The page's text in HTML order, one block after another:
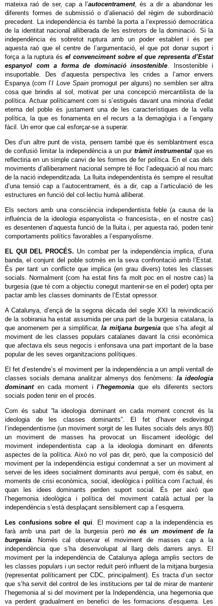
mateixa raó de ser, cap a l’autocentrament, és a dir a abandonar les
diferents formes de submissió o d’alienació del règim de subordinació
precedent. La independència és també la porta a l’expressió democràtica
de la identitat nacional alliberada de les estretors de la dominació. Si la
independència és sobretot ruptura amb un poder establert i és per
aquesta raó que el centre de l’argumentació, el que pot donar suport i
força a la ruptura ésel convenciment sobre el que representa d’Estat
espanyol com a forma de dominació insostenible. Insostenible i
insuportable. Des d’aquesta perspectiva les crides a l’amor envers
Espanya (com l’I Love Spainpromogut per alguns) no semblen ser altra
cosa que brindis al sol, motivat per una concepció mercantilista de la
política. Actuar políticament com si s’estigués davant una minoria d’edat
eterna del poble és justament una de les característiques de la vella
política, la que es fonamenta en el recurs a la demagògia i a l’engany
fàcil. Un error que cal esforçar-se a superar.
Des d’un altre punt de vista, pensem també que és semblantment esca
de confusió limitar la independència a un pur tràmit instrumental que es
reflectiria en un simple canvi de les formes de fer política. En el cas dels
moviments d’alliberament nacional sempre té lloc l’adequació al nou marc
de la nació independitzada. La lluita independentista és sempre el resultat
d’una tensió cap a l’autocentrament, és a dir, cap a l’articulació de les
estructures en funció del col·lectiu humà alliberat.
Els sectors amb una consciència independentista feble (a causa de la
influència de la ideologia espanyolista -o francesista-, en el nostre cas)
es desentenen d’aquesta funció de la lluita i, per aquesta raó, poden tenir
comportaments polítics favorables a l’espanyolisme.
EL QUI DEL PROCÉS. Un combat per la independència implica, d’una
banda, el conjunt del poble sotmès en la seva confrontació amb l’Estat.
És per tant un conflicte que implica (en grau divers) totes les classes
socials. Normalment (com ha estat fins fa molt poc en el nostre cas) la
burgesia (que té com a objectiu conegut mantenir-se en el poder) opta per
pactar amb les classes dominants de l’Estat opressor.
A Catalunya, d’ençà de la segona dècada del segle XXI la reivindicació
de la sobirania ha estat assumida per una part de la burgesia catalana, la
que anomenem per a simplificar,la mitjana burgesiaque s’ha afegit al
moviment de les classes populars catalanes davant la crisi econòmica
que afectava els seus negocis i enfonsava una part important de la base
popular de les seves organitzacions polítiques.
El fet d’estendre’s el moviment per la independència a un ampli ventall de
classes socials demana analitzar almenys dos fenòmens:la ideologia
dominanten cada moment il’hegemonia que els diferents sectors
socials poden tenir en el procés.
Com és sabut “la ideologia dominant en cada moment concret és la
ideologia de les classes dominants”. El fet d’haver esdevingut
l’independentisme (un moviment sorgit de les lluites socials dels anys 80)
un moviment de masses ha provocat un lliscament ideològic del
moviment independentista cap a la ideologia dominant en diferents
aspectes de la política. Això no vol pas dir, però, que la composició del
moviment per la independència estigui condemnat a ser un moviment al
servei de les idees socialment dominants avui perquè, com és sabut, en
moments de crisi econòmica, social, ideològica i política com l’actual, és
quan les idees dominants perden suport social. És per això que
l’hegemonia ideològica i política del moviment català actual per la
independència s’està desplaçant sensiblement cap a l’esquerra.
Les confusions sobre el qui. El moviment cap a la independència es
farà amb una part de la burgesia peròno és un moviment de la
burgesia. Només cal observar el moviment de masses cap a la
independència que s’ha desenvolupat al llarg dels darrers anys. El
moviment per la independència de Catalunya aplega amplis sectors de
les classes populars i un sector reduït però influent de la mitjana burgesia
(representat políticament per CDC, principalment). Es tracta d’un sector
que s’ha servit del control de les institucions per tal de mirar de mantenir
l’hegemonia al si del moviment per la Independència, una hegemonia que
va perdent gradualment en benefici de les formacions d’esquerra. Les